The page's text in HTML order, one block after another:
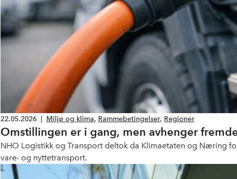
22.05.2026 Miljø og klima, Rammebetingelser, Regioner
Omstillingen er i gang, men avhenger
NHO Logistikk og Transport deltok da Klimaetaten og Næring
vare- og nyttetransport.